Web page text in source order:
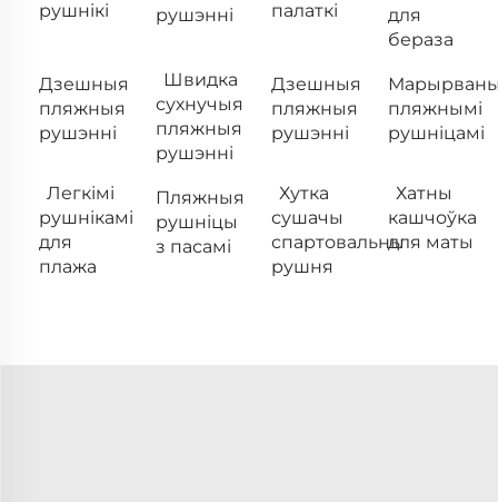
рушнікі
рушэнні
палаткі
для
бераза
Дзешныя
пляжныя
рушэнні
Швидка
сухнучыя
пляжныя
рушэнні
Дзешныя
пляжныя
рушэнні
пляжнымі
рушніцамі
Легкімі
рушнікамі
для
плажа
Пляжныя
рушніцы
з пасамі
Хутка
сушачы
спартовальны
рушня
Хатны
кашчоўка
для маты